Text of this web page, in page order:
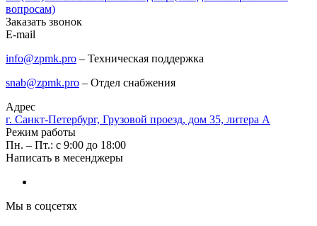
вопросам)
Заказать звонок
E-mail
info@zpmk.pro – Техническая поддержка
snab@zpmk.pro – Отдел снабжения
Адрес
г. Санкт-Петербург, Грузовой проезд, дом 35, литера А
Режим работы
Пн. – Пт.: с 9:00 до 18:00
Написать в месенджеры
Мы в соцсетях